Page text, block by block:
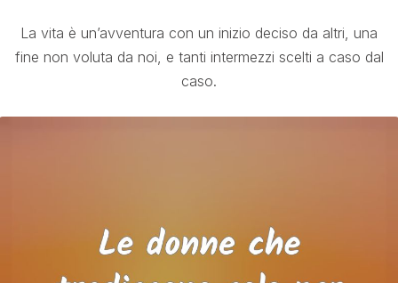
La vita è un’avventura con un inizio deciso da altri, una
fine non voluta da noi, e tanti intermezzi scelti a caso dal
caso.